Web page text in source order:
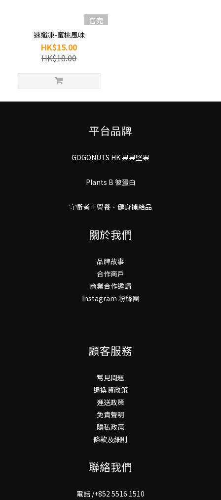
售完
速孅凍-蜜桃風味
HK$15.00
HK$18.00
平台品牌
GOGONUTS HK 果果堅果
Plants B 彼蛋白
守衛者丨謍養．健身補給品
關於我們
品牌故事
合作商戶
商業合作邀請
Instagram 粉絲團
顧客服務
常見問題
退換貨政策
運送政策
免責聲明
隱私政策
條款及細則
聯絡我們
電話 /+852 5516 1510